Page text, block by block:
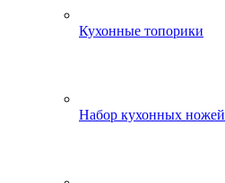
Кухонные топорики
Набор кухонных ножей